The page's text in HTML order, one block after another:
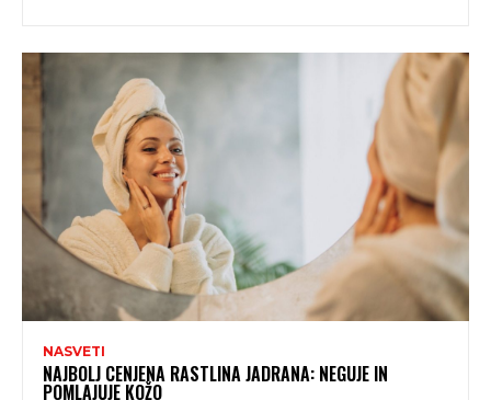
NASVETI
NAJBOLJ CENJENA RASTLINA JADRANA: NEGUJE IN
POMLAJUJE KOŽO